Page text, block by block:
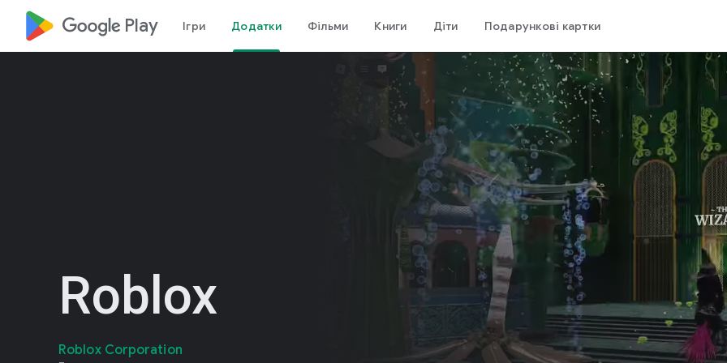
google_logo Play Ігри Додатки Фільми Книги Діти Подарункові картки
Roblox
Roblox Corporation